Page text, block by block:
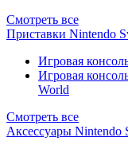
Смотреть все
Приставки Nintendo
Игровая
Игровая
World
Смотреть все
Аксессуары Nintendo